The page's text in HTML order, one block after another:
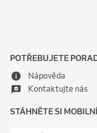
POTŘEBUJETE
Nápověda
Kontaktujte nás
STÁHNĚTE SI